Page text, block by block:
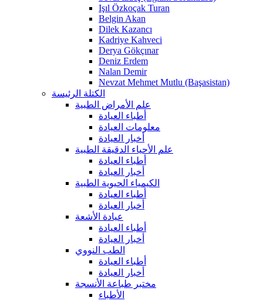
Işıl Özkoçak Turan
Belgin Akan
Dilek Kazancı
Kadriye Kahveci
Derya Gökçınar
Deniz Erdem
Nalan Demir
Nevzat Mehmet Mutlu (Başasistan)
الكتلة الرئيسة
علم الأمراض الطبية
أطباء العيادة
معلومات العيادة
أخبار العيادة
علم الأحياء الدقيقة الطبية
أطباء العيادة
أخبار العيادة
الكيمياء الحيوية الطبية
أطباء العيادة
أخبار العيادة
عيادة الأشعة
أطباء العيادة
أخبار العيادة
الطب النووي
أطباء العيادة
أخبار العيادة
مختبر طباعة الأنسجة
الأطباء